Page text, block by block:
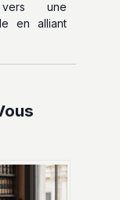
une
en alliant